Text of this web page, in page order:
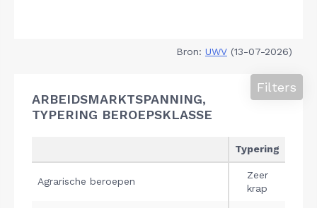
Bron: UWV (13-07-2026)
ARBEIDSMARKTSPANNING,
TYPERING BEROEPSKLASSE
Filters